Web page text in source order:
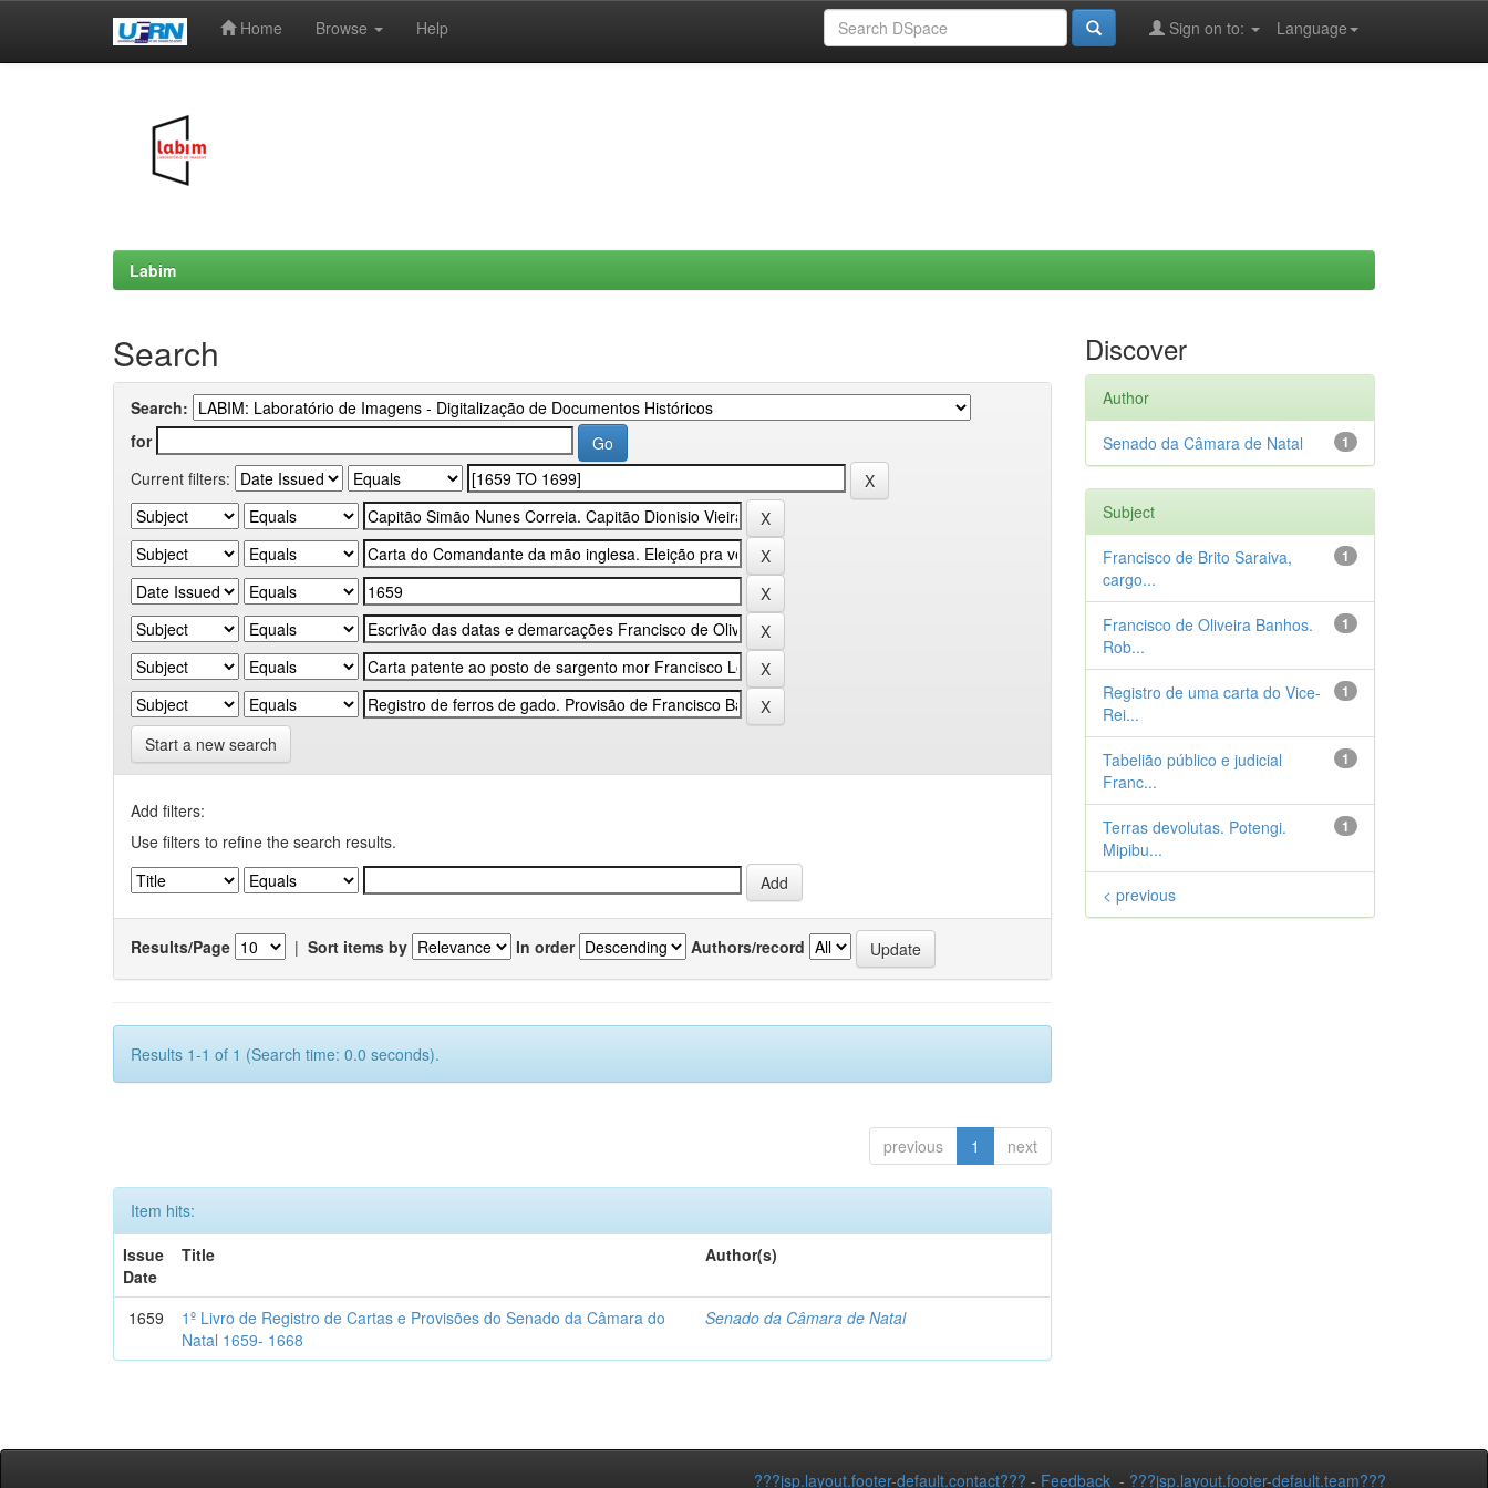
Home Browse Help Language
Sign on to:
Labim
Search
Search:
for
Current filters:
Start a new search
Add filters:
Use filters to refine the search results.
Results/Page | Sort items by In order Authors/record
Results 1-1 of 1 (Search time: 0.0 seconds).
previous 1 next
Item hits:
Issue
Date
Title Author(s)
1659
1º Livro de Registro de Cartas e Provisões do Senado da Câmara do
Natal 1659- 1668
Senado da Câmara de Natal
Discover
Author
1
Senado da Câmara de Natal
Subject
1
Francisco de Brito Saraiva,
cargo...
1
Francisco de Oliveira Banhos.
Rob...
1
Registro de uma carta do Vice-
Rei...
1
Tabelião público e judicial
Franc...
1
Terras devolutas. Potengi.
Mipibu...
< previous
???jsp.layout.footer-default.contact??? - Feedback - ???jsp.layout.footer-default.team???